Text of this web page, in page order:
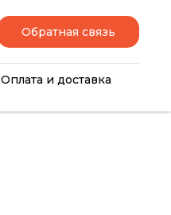
Обратная связь
Оплата и доставка